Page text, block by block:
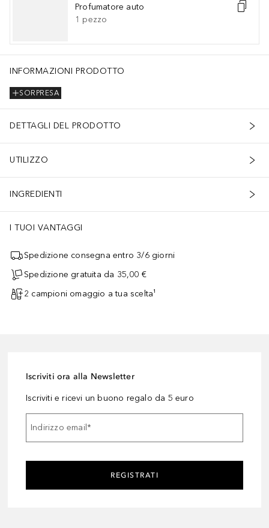
Profumatore auto
1 pezzo
INFORMAZIONI PRODOTTO
SORPRESA
DETTAGLI DEL PRODOTTO
UTILIZZO
INGREDIENTI
I TUOI VANTAGGI
Spedizione consegna entro 3/6 giorni
Spedizione gratuita da 35,00 €
2 campioni omaggio a tua scelta¹
Iscriviti ora alla Newsletter
Iscriviti e ricevi un buono regalo da 5 euro
Indirizzo email*
REGISTRATI